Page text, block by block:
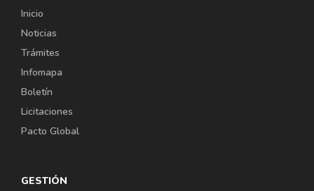
Inicio
Noticias
Trámites
Infomapa
Boletín
Licitaciones
Pacto Global
GESTIÓN